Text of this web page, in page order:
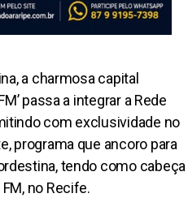
a charmosa capital
passa a integrar a Rede
com exclusividade no
programa que ancoro para
tendo como cabeça
no Recife.